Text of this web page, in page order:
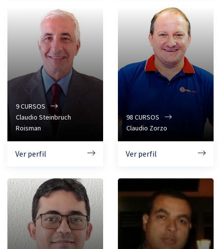
9CURSOS
Claudio Steinbruch
Roisman
Ver perfil
98 CURSOS
Claudio Zorzo
Ver perfil